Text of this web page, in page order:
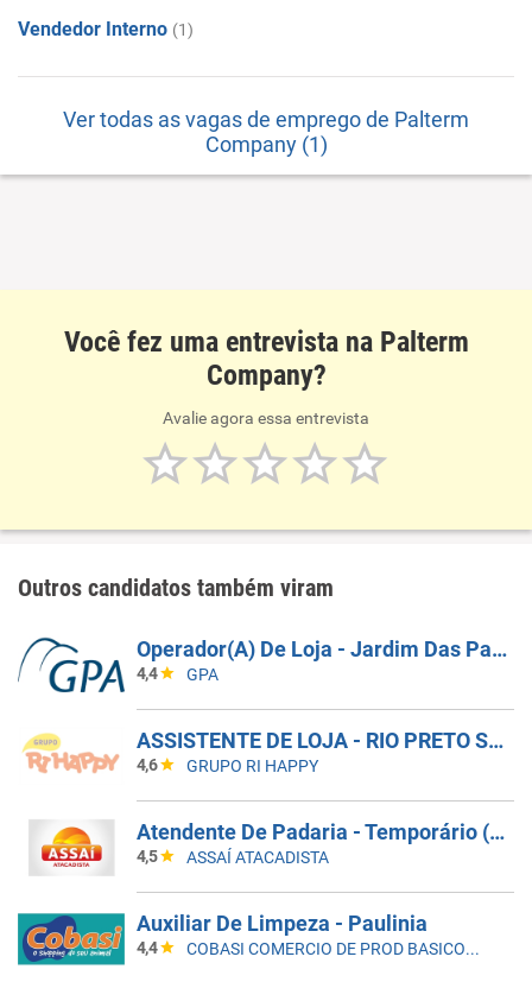
Vendedor Interno (1)
Ver todas as vagas de emprego de Palterm
Company (1)
Você fez uma entrevista na Palterm
Company?
Avalie agora essa entrevista
Outros candidatos também viram
Operador(A) De Loja - Jardim Das Palmeiras - Campinas SP
4,4 GPA
ASSISTENTE DE LOJA - RIO PRETO SHOPPING - EFETIVO
4,6 GRUPO RI HAPPY
Atendente De Padaria - Temporário (Alto Da XV)
4,5 ASSAÍ ATACADISTA
Auxiliar De Limpeza - Paulinia
4,4 COBASI COMERCIO DE PROD BASICOS E INDUSTRIALIZADOS LTDA